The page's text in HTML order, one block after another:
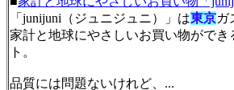
「junijuni（ジュニジュニ）」は東京ガ
家計と地球にやさしいお買い物ができ
ト。
品質には問題ないけれど、...